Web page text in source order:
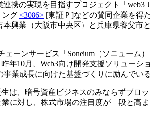
携の実現を目指すプロジェクト「web3
ング <3086> [東証Ｐ]などの賛同企業を得
本興業（大阪市中央区）と兵庫県養父市
ェーンサービス「Soneium（ソニューム
年10月、Web3向け開発支援ソリュー
業成長に向けた基盤づくりに励んでいる
は、暗号資産ビジネスのみならずブロ
に対し、株式市場の注目度が一段と